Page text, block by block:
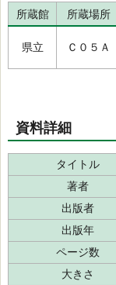
所蔵館 所蔵場所
県立 Ｃ０５Ａ
資料詳細
タイトル
著者
出版者
出版年
ページ数
大きさ